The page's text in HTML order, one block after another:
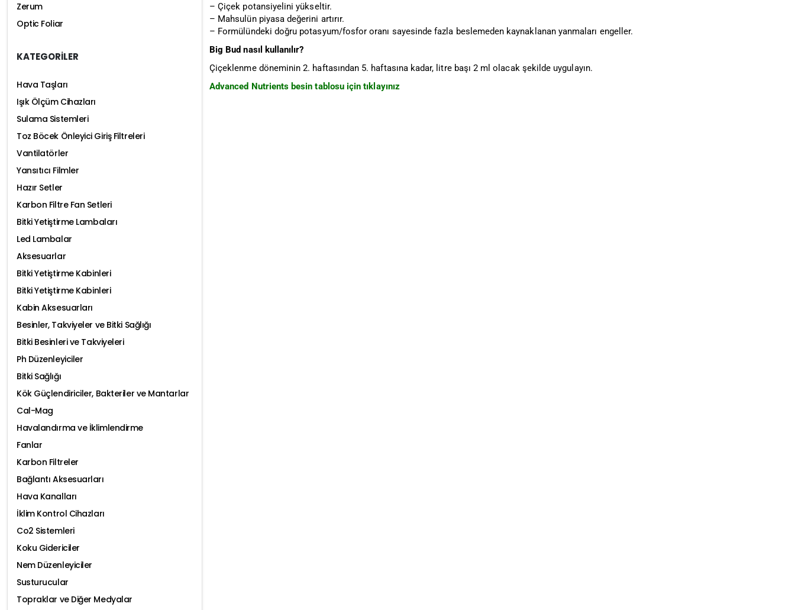
– Çiçek potansiyelini yükseltir.
– Mahsulün piyasa değerini artırır.
– Formülündeki doğru potasyum/fosfor oranı sayesinde fazla beslemeden kaynaklanan yanmaları engeller.
Big Bud nasıl kullanılır?
Çiçeklenme döneminin 2. haftasından 5. haftasına kadar, litre başı 2 ml olacak şekilde uygulayın.
Advanced Nutrients besin tablosu için tıklayınız
Zerum
Optic Foliar
KATEGORİLER
Hava Taşları
Işık Ölçüm Cihazları
Sulama Sistemleri
Toz Böcek Önleyici Giriş Filtreleri
Vantilatörler
Yansıtıcı Filmler
Hazır Setler
Karbon Filtre Fan Setleri
Bitki Yetiştirme Lambaları
Led Lambalar
Aksesuarlar
Bitki Yetiştirme Kabinleri
Bitki Yetiştirme Kabinleri
Kabin Aksesuarları
Besinler, Takviyeler ve Bitki Sağlığı
Bitki Besinleri ve Takviyeleri
Ph Düzenleyiciler
Bitki Sağlığı
Kök Güçlendiriciler, Bakteriler ve Mantarlar
Cal-Mag
Havalandırma ve İklimlendirme
Fanlar
Karbon Filtreler
Bağlantı Aksesuarları
Hava Kanalları
İklim Kontrol Cihazları
Co2 Sistemleri
Koku Gidericiler
Nem Düzenleyiciler
Susturucular
Topraklar ve Diğer Medyalar